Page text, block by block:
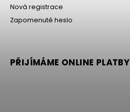
Nová registrace
Zapomenuté heslo
PŘIJÍMÁME ONLINE PLATBY